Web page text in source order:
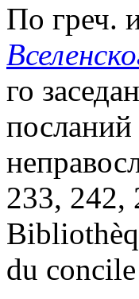
По греч.
го
посланий
233, 242,
du